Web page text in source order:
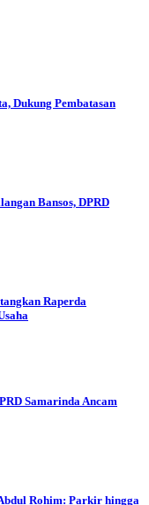
Dukung Pembatasan
Bansos, DPRD
Raperda
Samarinda Ancam
Rohim: Parkir hingga